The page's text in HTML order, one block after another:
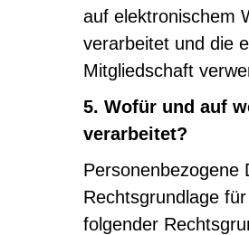
auf elektronischem
verarbeitet und die
Mitgliedschaft
5. Wofür und auf
verarbeitet?
Personenbezogene
Rechtsgrundlage
folgender